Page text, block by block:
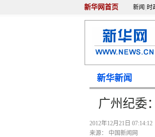
新华网首页 新闻 |时
新华新闻
广州纪委
2012年12月21日 07:14:12
来源：
中国新闻网